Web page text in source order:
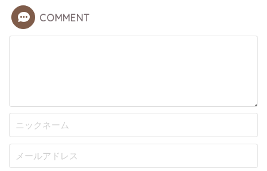
COMMENT